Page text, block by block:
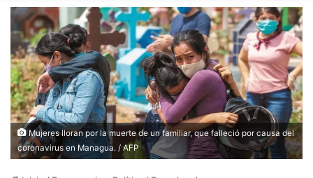
Mujeres lloran por la muerte de un familiar, que falleció por causa del
coronavirus en Managua. / AFP